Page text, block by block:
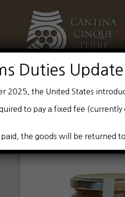
Duties Update
2025, the United States
to pay a fixed fee
the goods will be returned to